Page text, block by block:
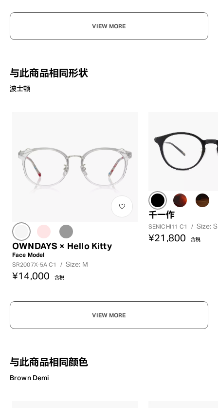
VIEW MORE
与此商品相同形状
波士顿
OWNDAYS × Hello Kitty
Face Model
SR2007X-5A C1
/ Size: M
¥14,000 含税
千一作
SENICHI11 C1 / Size: S
¥21,800 含税
VIEW MORE
与此商品相同颜色
Brown Demi